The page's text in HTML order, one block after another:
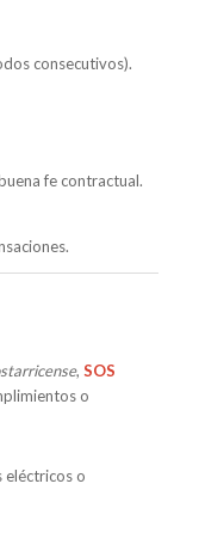
consecutivos).
fe contractual.
, SOS
o
eléctricos o